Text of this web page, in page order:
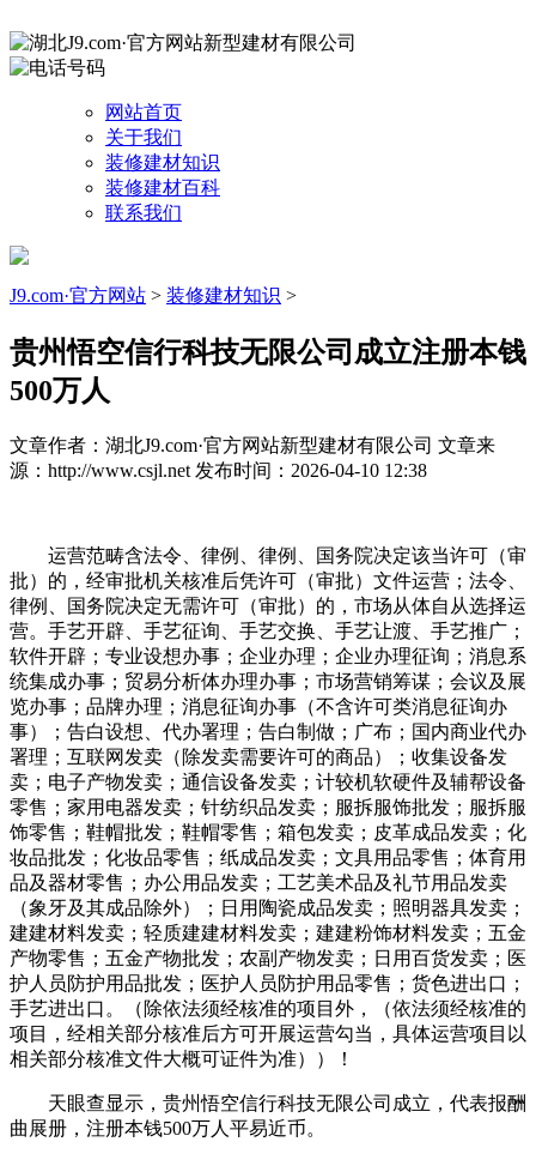
网站首页
关于我们
装修建材知识
装修建材百科
联系我们
J9.com·官方网站 > 装修建材知识 >
贵州悟空信行科技无限公司成立注册本钱
500万人
文章作者：湖北J9.com·官方网站新型建材有限公司 文章来
源：http://www.csjl.net 发布时间：2026-04-10 12:38
运营范畴含法令、律例、律例、国务院决定该当许可（审
批）的，经审批机关核准后凭许可（审批）文件运营；法令、
律例、国务院决定无需许可（审批）的，市场从体自从选择运
营。手艺开辟、手艺征询、手艺交换、手艺让渡、手艺推广；
软件开辟；专业设想办事；企业办理；企业办理征询；消息系
统集成办事；贸易分析体办理办事；市场营销筹谋；会议及展
览办事；品牌办理；消息征询办事（不含许可类消息征询办
事）；告白设想、代办署理；告白制做；广布；国内商业代办
署理；互联网发卖（除发卖需要许可的商品）；收集设备发
卖；电子产物发卖；通信设备发卖；计较机软硬件及辅帮设备
零售；家用电器发卖；针纺织品发卖；服拆服饰批发；服拆服
饰零售；鞋帽批发；鞋帽零售；箱包发卖；皮革成品发卖；化
妆品批发；化妆品零售；纸成品发卖；文具用品零售；体育用
品及器材零售；办公用品发卖；工艺美术品及礼节用品发卖
（象牙及其成品除外）；日用陶瓷成品发卖；照明器具发卖；
建建材料发卖；轻质建建材料发卖；建建粉饰材料发卖；五金
产物零售；五金产物批发；农副产物发卖；日用百货发卖；医
护人员防护用品批发；医护人员防护用品零售；货色进出口；
手艺进出口。（除依法须经核准的项目外，（依法须经核准的
项目，经相关部分核准后方可开展运营勾当，具体运营项目以
相关部分核准文件大概可证件为准））！
天眼查显示，贵州悟空信行科技无限公司成立，代表报酬
曲展册，注册本钱500万人平易近币。